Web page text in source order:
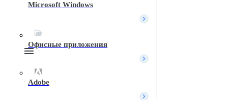
TelegramMicrosoft Windows
Офисные приложения
Adobe
Вход / Регистрация